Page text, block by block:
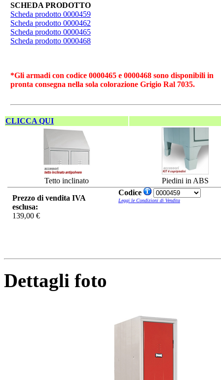
SCHEDA PRODOTTO
Scheda prodotto 0000459
Scheda prodotto 0000462
Scheda prodotto 0000465
Scheda prodotto 0000468
*Gli armadi con codice 0000465 e 0000468 sono disponibili in
pronta consegna nella sola colorazione Grigio Ral 7035.
CLICCA QUI
Tetto inclinato Piedini in ABS
Prezzo di vendita IVA
esclusa:
139,00 €
Codice
Leggi le Condizioni di Vendita
Dettagli foto